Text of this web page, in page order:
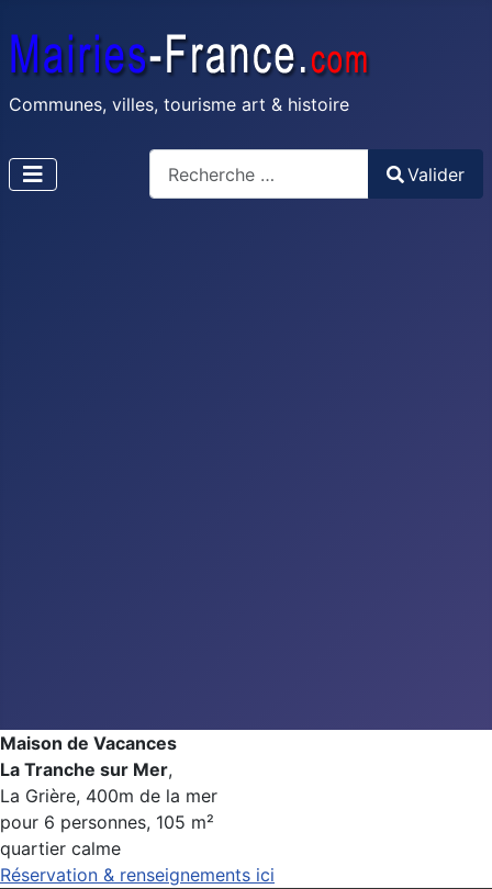
Communes, villes, tourisme art & histoire
Valider
Maison de Vacances
La Tranche sur Mer,
La Grière, 400m de la mer
pour 6 personnes, 105 m²
quartier calme
Réservation & renseignements ici